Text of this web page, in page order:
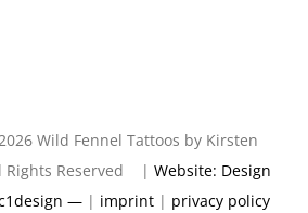
Wild Fennel Tattoos by Kirsten
Reserved | Website: Design
—| imprint| privacy policy